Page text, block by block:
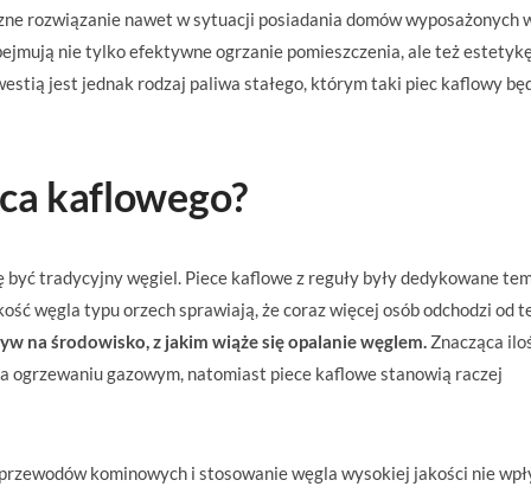
rozwiązanie nawet w sytuacji posiadania domów wyposażonych
nie tylko efektywne ogrzanie pomieszczenia, ale też
jest jednak rodzaj paliwa stałego, którym taki piec kaflowy
kaflowego?
tradycyjny węgiel. Piece kaflowe z reguły były dedykowane
węgla typu orzech sprawiają, że coraz więcej osób odchodzi od
na środowisko, z jakim wiąże się opalanie węglem.Znacząca
ogrzewaniu gazowym, natomiast piece kaflowe stanowią raczej
kominowych i stosowanie węgla wysokiej jakości nie